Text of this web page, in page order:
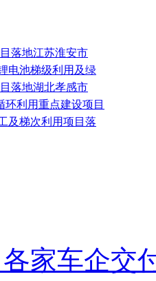
落地江苏淮安市
电池梯级利用及绿
落地湖北孝感市
环利用重点建设项目
及梯次利用项目落
家车企交